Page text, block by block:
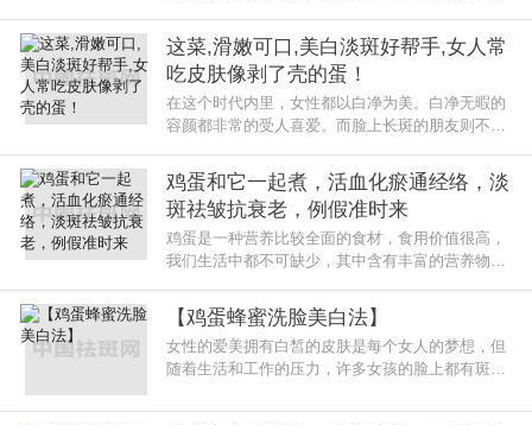
的更加轻松。热爱生
这菜,滑嫩可口,美白淡斑好帮手,女人常
吃皮肤像剥了壳的蛋！
在这个时代内里，女性都以白净为美。白净无暇的
容颜都非常的受人喜爱。而脸上长斑的朋友则不一
一个异性乐意看她们，所以问题
鸡蛋和它一起煮，活血化瘀通经络，淡
斑祛皱抗衰老，例假准时来
鸡蛋是一种营养比较全面的食材，食用价值很高，
我们生活中都不可缺少，其中含有丰富的营养物
用。鸡蛋中含有优质蛋白，是生活中
【鸡蛋蜂蜜洗脸美白法】
女性的爱美拥有白皙的皮肤是每个女人的梦想，但
随着生活和工作的压力，许多女孩的脸上都有斑
方法都可以去除脸上的斑点，但只